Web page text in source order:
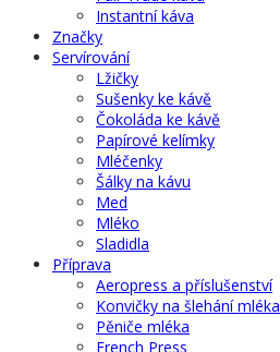
Instantní káva
Značky
Servírování
Lžičky
Sušenky ke kávě
Čokoláda ke kávě
Papírové kelímky
Mléčenky
Šálky na kávu
Med
Mléko
Sladidla
Příprava
Aeropress a příslušenství
Konvičky na šlehání mléka
Pěniče mléka
French Press